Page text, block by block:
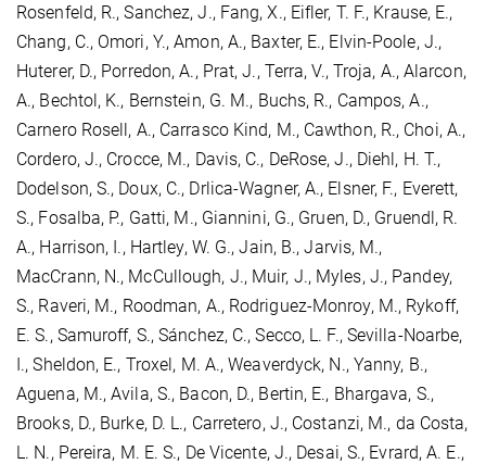
Rosenfeld, R., Sanchez, J., Fang, X., Eifler, T. F., Krause, E.,
Chang, C., Omori, Y., Amon, A., Baxter, E., Elvin-Poole, J.,
Huterer, D., Porredon, A., Prat, J., Terra, V., Troja, A., Alarcon,
A., Bechtol, K., Bernstein, G. M., Buchs, R., Campos, A.,
Carnero Rosell, A., Carrasco Kind, M., Cawthon, R., Choi, A.,
Cordero, J., Crocce, M., Davis, C., DeRose, J., Diehl, H. T.,
Dodelson, S., Doux, C., Drlica-Wagner, A., Elsner, F., Everett,
S., Fosalba, P., Gatti, M., Giannini, G., Gruen, D., Gruendl, R.
A., Harrison, I., Hartley, W. G., Jain, B., Jarvis, M.,
MacCrann, N., McCullough, J., Muir, J., Myles, J., Pandey,
S., Raveri, M., Roodman, A., Rodriguez-Monroy, M., Rykoff,
E. S., Samuroff, S., Sánchez, C., Secco, L. F., Sevilla-Noarbe,
I., Sheldon, E., Troxel, M. A., Weaverdyck, N., Yanny, B.,
Aguena, M., Avila, S., Bacon, D., Bertin, E., Bhargava, S.,
Brooks, D., Burke, D. L., Carretero, J., Costanzi, M., da Costa,
L. N., Pereira, M. E. S., De Vicente, J., Desai, S., Evrard, A. E.,